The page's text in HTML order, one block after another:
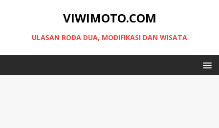
VIWIMOTO.COM
ULASAN RODA DUA, MODIFIKASI DAN WISATA